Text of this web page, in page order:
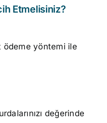
Etmelisiniz?
ödeme yöntemi ile
değerinde